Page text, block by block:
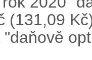
(131,09